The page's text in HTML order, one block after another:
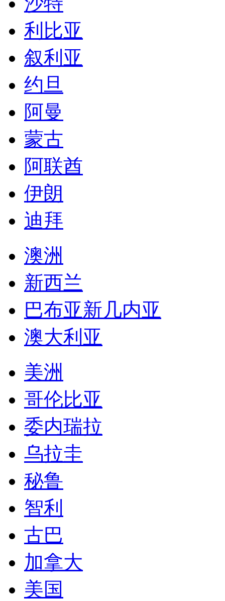
利比亚
叙利亚
约旦
阿曼
蒙古
阿联酋
伊朗
迪拜
澳洲
新西兰
巴布亚新几内亚
澳大利亚
美洲
哥伦比亚
委内瑞拉
乌拉圭
秘鲁
智利
古巴
加拿大
美国